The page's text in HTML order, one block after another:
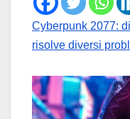
Cyberpunk 2077:
risolve diversi